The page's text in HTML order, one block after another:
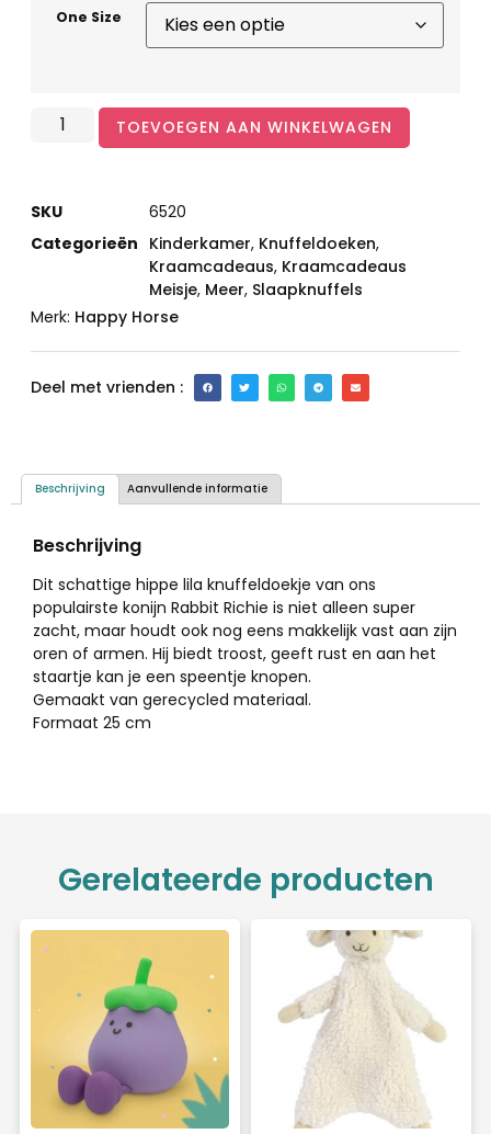
One Size
TOEVOEGEN AAN WINKELWAGEN
SKU
6520
Categorieën Kinderkamer, Knuffeldoeken,
Kraamcadeaus, Kraamcadeaus
Meisje, Meer, Slaapknuffels
Merk: Happy Horse
Deel met vrienden :
Beschrijving Aanvullende informatie
Beschrijving
Dit schattige hippe lila knuffeldoekje van ons
populairste konijn Rabbit Richie is niet alleen super
zacht, maar houdt ook nog eens makkelijk vast aan zijn
oren of armen. Hij biedt troost, geeft rust en aan het
staartje kan je een speentje knopen.
Gemaakt van gerecycled materiaal.
Formaat 25 cm
Gerelateerde producten